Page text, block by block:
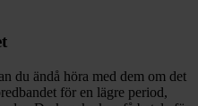
du ändå höra med dem om det
för en lägre period,